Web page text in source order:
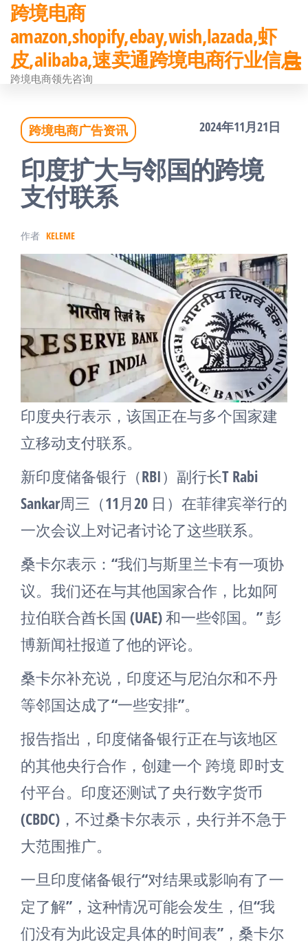
前
往
内
跨境电商
amazon,shopify,ebay,wish,lazada,虾
皮,alibaba,速卖通跨境电商行业信息
跨境电商领先咨询
跨境电商广告资讯 2024年11月21日
印度扩大与邻国的跨境
支付联系
作者 KELEME
印度央行表示，该国正在与多个国家建
立移动支付联系。
新印度储备银行（RBI）副行长T Rabi
Sankar周三（11月20 日）在菲律宾举行的
一次会议上对记者讨论了这些联系。
桑卡尔表示：“我们与斯里兰卡有一项协
议。我们还在与其他国家合作，比如阿
拉伯联合酋长国 (UAE) 和一些邻国。” 彭
博新闻社报道了他的评论。
桑卡尔补充说，印度还与尼泊尔和不丹
等邻国达成了“一些安排”。
报告指出，印度储备银行正在与该地区
的其他央行合作，创建一个 跨境 即时支
付平台。印度还测试了央行数字货币
(CBDC)，不过桑卡尔表示，央行并不急于
大范围推广。
一旦印度储备银行“对结果或影响有了一
定了解”，这种情况可能会发生，但“我
们没有为此设定具体的时间表”，桑卡尔